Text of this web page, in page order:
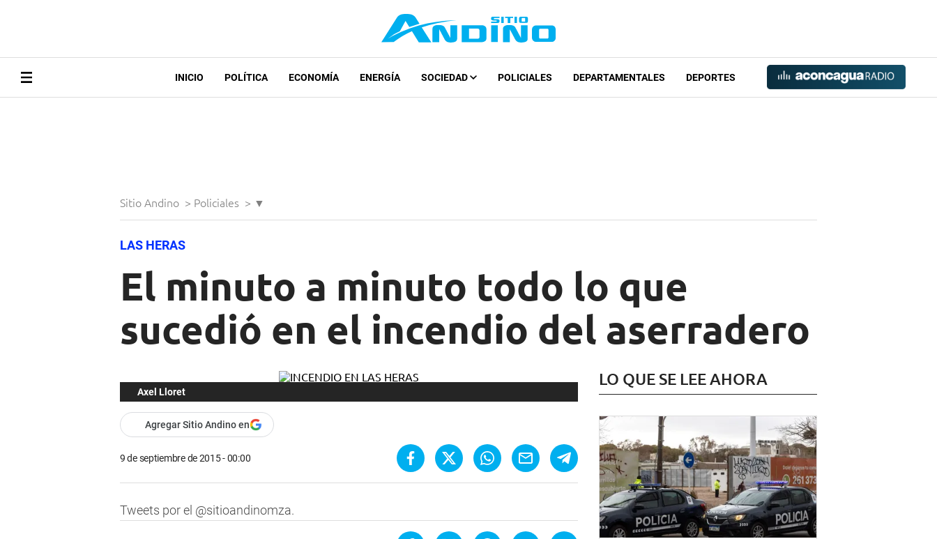
INICIO POLÍTICA ECONOMÍA ENERGÍA SOCIEDAD POLICIALES DEPARTAMENTALES DEPORTES
Sitio Andino > Policiales > ▼
LAS HERAS
El minuto a minuto todo lo que
sucedió en el incendio del aserradero
Axel Lloret
Agregar Sitio Andino en
9 de septiembre de 2015 - 00:00
Tweets por el @sitioandinomza.
LO QUE SE LEE AHORA